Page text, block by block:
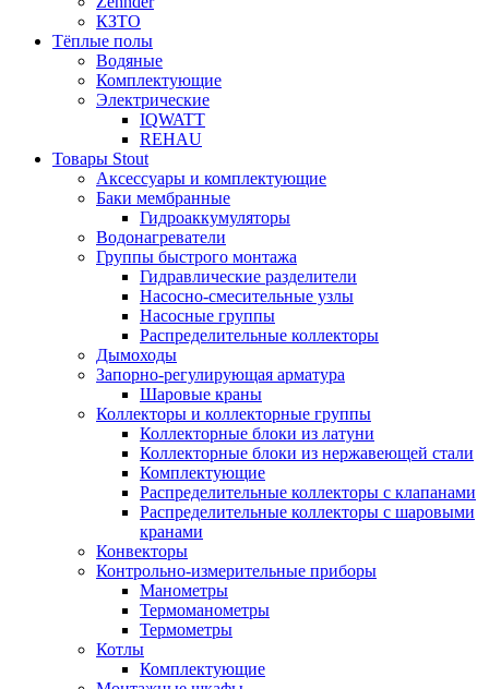
КЗТО
Тёплые полы
Водяные
Комплектующие
Электрические
IQWATT
REHAU
Товары Stout
Аксессуары и комплектующие
Баки мембранные
Гидроаккумуляторы
Водонагреватели
Группы быстрого монтажа
Гидравлические разделители
Насосно-смесительные узлы
Насосные группы
Распределительные коллекторы
Дымоходы
Запорно-регулирующая арматура
Шаровые краны
Коллекторы и коллекторные группы
Коллекторные блоки из латуни
Коллекторные блоки из нержавеющей стали
Комплектующие
Распределительные коллекторы с клапанами
Распределительные коллекторы с шаровыми
кранами
Конвекторы
Контрольно-измерительные приборы
Манометры
Термоманометры
Термометры
Котлы
Комплектующие